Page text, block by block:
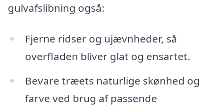
gulvafslibning også:
Fjerne ridser og ujævnheder, så
overfladen bliver glat og ensartet.
Bevare træets naturlige skønhed og
farve ved brug af passende